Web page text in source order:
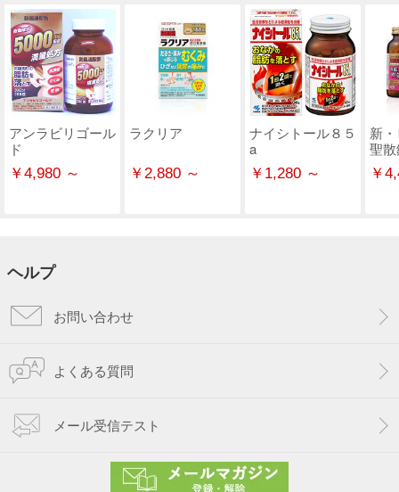
アンラビリゴール
ド
￥4,980 ～
ラクリア
￥2,880 ～
ナイシトール８５
a
￥1,280 ～
新
聖
￥
ヘルプ
お問い合わせ
よくある質問
メール受信テスト